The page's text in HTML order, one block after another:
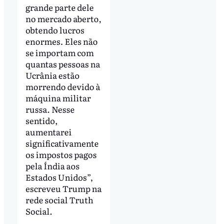
grande parte dele
no mercado aberto,
obtendo lucros
enormes. Eles não
se importam com
quantas pessoas na
Ucrânia estão
morrendo devido à
máquina militar
russa. Nesse
sentido,
aumentarei
significativamente
os impostos pagos
pela Índia aos
Estados Unidos”,
escreveu Trump na
rede social Truth
Social.